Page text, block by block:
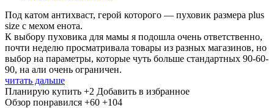
Под катом антихваст, герой которого — пуховик размера plus
size с мехом енота.
К выбору пуховика для мамы я подошла очень ответственно,
почти неделю просматривала товары из разных магазинов, но
выбор на параметры, которые чуть больше стандартных 90-60-
90, на али очень ограничен.
читать дальше
Планирую купить +2 Добавить в избранное
Обзор понравился +60 +104